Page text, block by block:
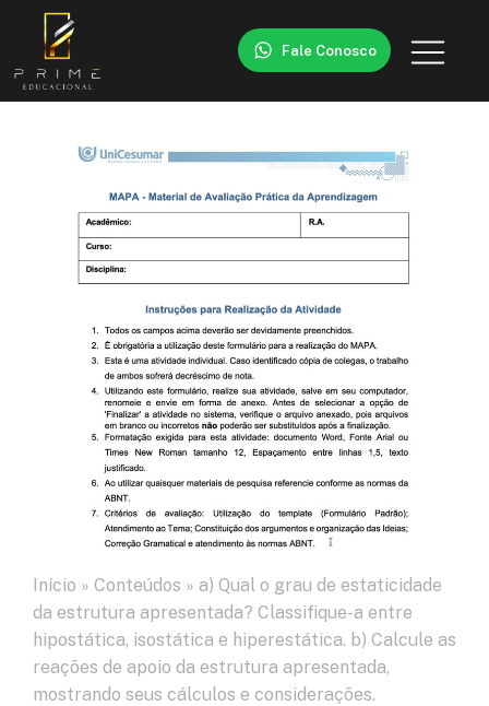
Fale Conosco
Início » Conteúdos » a) Qual o grau de estaticidade
da estrutura apresentada? Classifique-a entre
hipostática, isostática e hiperestática. b) Calcule as
reações de apoio da estrutura apresentada,
mostrando seus cálculos e considerações.